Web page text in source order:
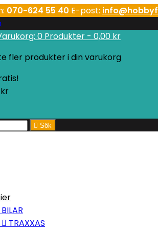
070-624 55 40 E-post:
0 Produkter - 0,00 kr
fler produkter i din varukorg
 Sök
 TRAXXAS